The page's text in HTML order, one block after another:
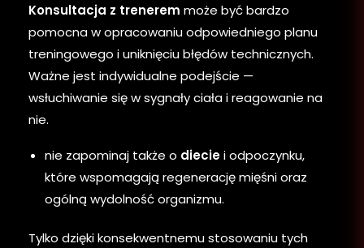
Konsultacja z trenerem może być bardzo
pomocna w opracowaniu odpowiedniego planu
treningowego i uniknięciu błędów technicznych.
Ważne jest indywidualne podejście —
wsłuchiwanie się w sygnały ciała i reagowanie na
nie.
nie zapominaj także o dieciei odpoczynku,
które wspomagają regenerację mięśni oraz
ogólną wydolność organizmu.
Tylko dzięki konsekwentnemu stosowaniu tych